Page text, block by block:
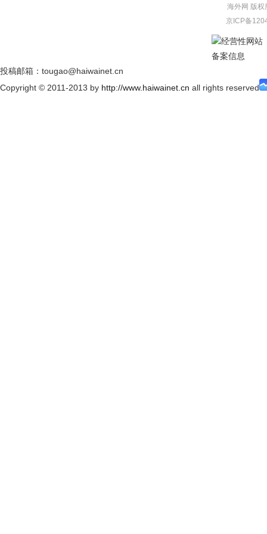
海外网 版权
京ICP备
经营性网站
备案信息
投稿邮箱：tougao@haiwainet.cn
Copyright © 2011-2013 by http://www.haiwainet.cn all rights reserved